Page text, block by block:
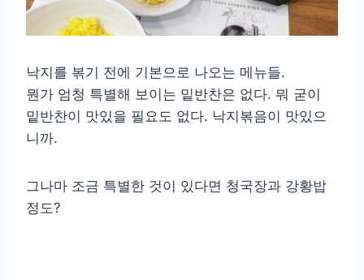
낙지를 볶기 전에 기본으로 나오는 메뉴들.
뭔가 엄청 특별해 보이는 밑반찬은 없다. 뭐 굳이
밑반찬이 맛있을 필요도 없다. 낙지볶음이 맛있으
니까.
그나마 조금 특별한 것이 있다면 청국장과 강황밥
정도?